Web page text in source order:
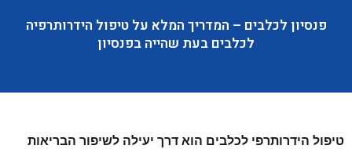
פנסיון לכלבים – המדריך המלא על טיפול הידרותרפיה
לכלבים בעת שהייה בפנסיון
טיפול הידרותרפי לכלבים הוא דרך יעילה לשיפור הבריאות